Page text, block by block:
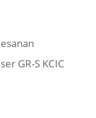
GR-S KCIC